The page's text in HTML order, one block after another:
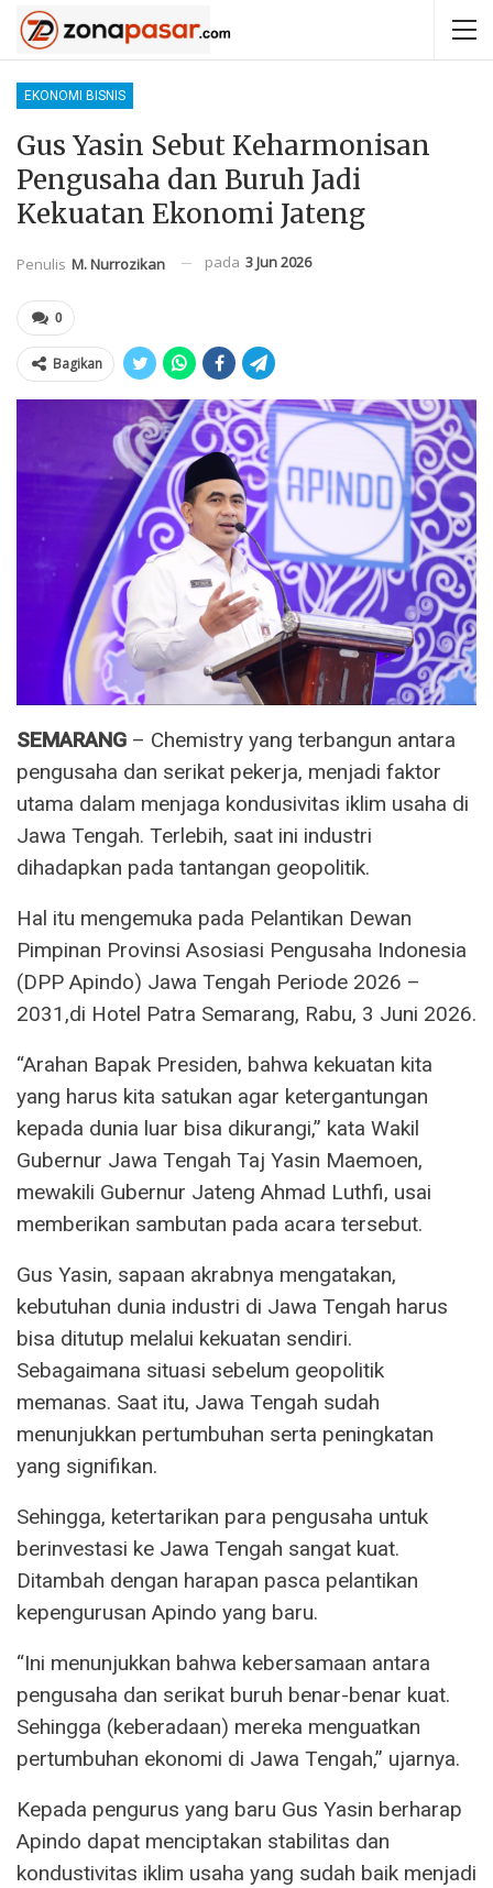
EKONOMI BISNIS
Gus Yasin Sebut Keharmonisan
Pengusaha dan Buruh Jadi
Kekuatan Ekonomi Jateng
Penulis M. Nurrozikan pada 3 Jun 2026
0
Bagikan
SEMARANG – Chemistry yang terbangun antara
pengusaha dan serikat pekerja, menjadi faktor
utama dalam menjaga kondusivitas iklim usaha di
Jawa Tengah. Terlebih, saat ini industri
dihadapkan pada tantangan geopolitik.
Hal itu mengemuka pada Pelantikan Dewan
Pimpinan Provinsi Asosiasi Pengusaha Indonesia
(DPP Apindo) Jawa Tengah Periode 2026 –
2031,di Hotel Patra Semarang, Rabu, 3 Juni 2026.
“Arahan Bapak Presiden, bahwa kekuatan kita
yang harus kita satukan agar ketergantungan
kepada dunia luar bisa dikurangi,” kata Wakil
Gubernur Jawa Tengah Taj Yasin Maemoen,
mewakili Gubernur Jateng Ahmad Luthfi, usai
memberikan sambutan pada acara tersebut.
Gus Yasin, sapaan akrabnya mengatakan,
kebutuhan dunia industri di Jawa Tengah harus
bisa ditutup melalui kekuatan sendiri.
Sebagaimana situasi sebelum geopolitik
memanas. Saat itu, Jawa Tengah sudah
menunjukkan pertumbuhan serta peningkatan
yang signifikan.
Sehingga, ketertarikan para pengusaha untuk
berinvestasi ke Jawa Tengah sangat kuat.
Ditambah dengan harapan pasca pelantikan
kepengurusan Apindo yang baru.
“Ini menunjukkan bahwa kebersamaan antara
pengusaha dan serikat buruh benar-benar kuat.
Sehingga (keberadaan) mereka menguatkan
pertumbuhan ekonomi di Jawa Tengah,” ujarnya.
Kepada pengurus yang baru Gus Yasin berharap
Apindo dapat menciptakan stabilitas dan
kondustivitas iklim usaha yang sudah baik menjadi